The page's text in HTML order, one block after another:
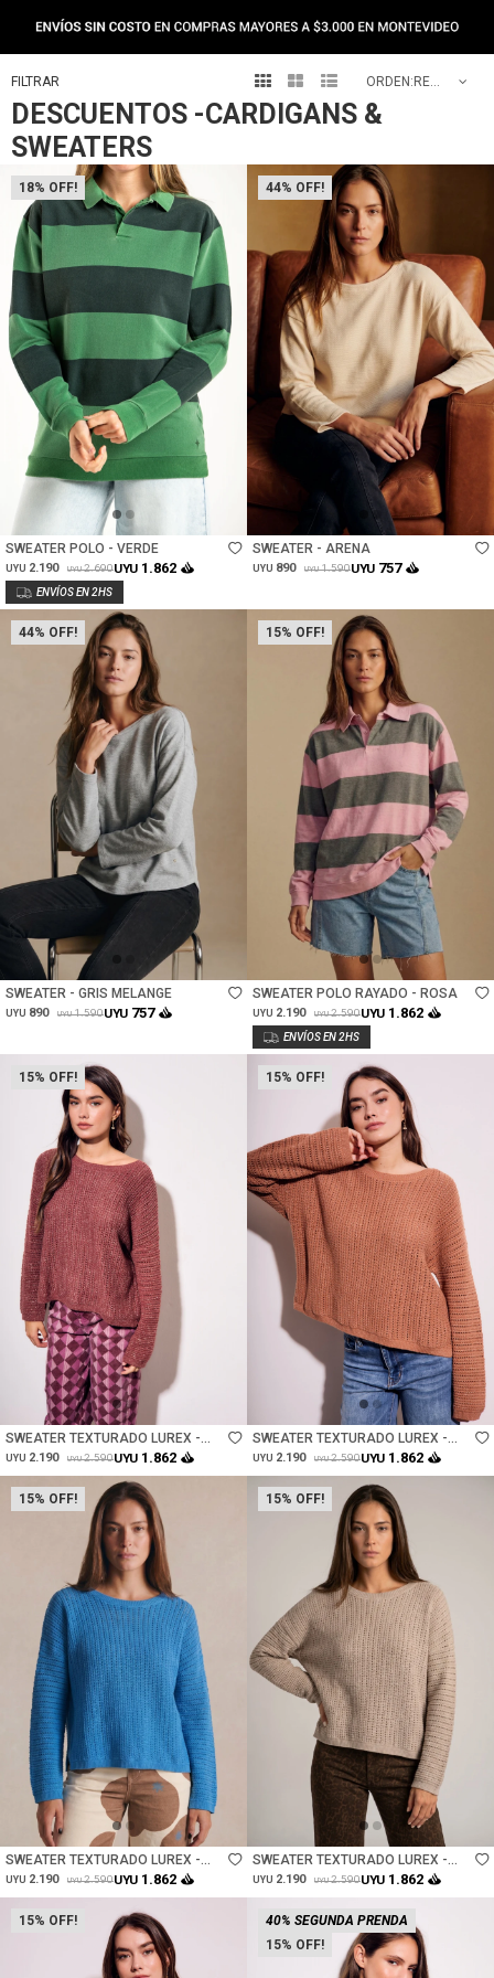
DESCUENTOS -CARDIGANS &
SWEATERS
   RECOMENDADOS
18
SWEATER POLO - VERDE
UYU 2.190 UYU 2.690UYU 1.862
44
SWEATER - ARENA
UYU 890 UYU 1.590UYU 757
44
Talle
SWEATER - GRIS MELANGE
UYU 890 UYU 1.590UYU 757
15
Talle
SWEATER POLO RAYADO - ROSA
UYU 2.190 UYU 2.590UYU 1.862
15
Talle
SWEATER TEXTURADO LUREX -
BORDEAUX
UYU 2.190 UYU 2.590UYU 1.862
15
SWEATER TEXTURADO LUREX -
MOCHA
UYU 2.190 UYU 2.590UYU 1.862
15
Talle
SWEATER TEXTURADO LUREX -
AZUL
UYU 2.190 UYU 2.590UYU 1.862
15
SWEATER TEXTURADO LUREX -
GRIS
UYU 2.190 UYU 2.590UYU 1.862
15
15
40% SEGUNDA PRENDA